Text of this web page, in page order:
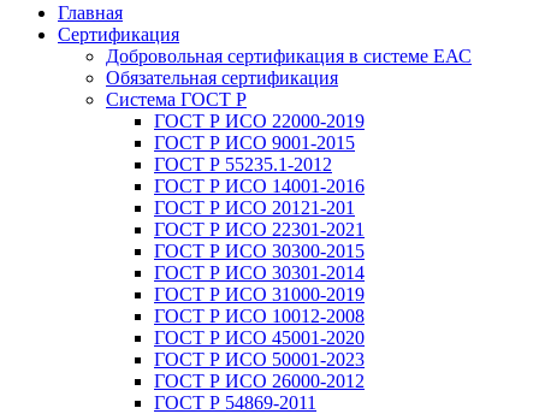
Главная
Сертификация
Добровольная сертификация в системе ЕАС
Обязательная сертификация
Система ГОСТ Р
ГОСТ Р ИСО 22000-2019
ГОСТ Р ИСО 9001-2015
ГОСТ Р 55235.1-2012
ГОСТ Р ИСО 14001-2016
ГОСТ Р ИСО 20121-201
ГОСТ Р ИСО 22301-2021
ГОСТ Р ИСО 30300-2015
ГОСТ Р ИСО 30301-2014
ГОСТ Р ИСО 31000-2019
ГОСТ Р ИСО 10012-2008
ГОСТ Р ИСО 45001-2020
ГОСТ Р ИСО 50001-2023
ГОСТ Р ИСО 26000-2012
ГОСТ Р 54869-2011